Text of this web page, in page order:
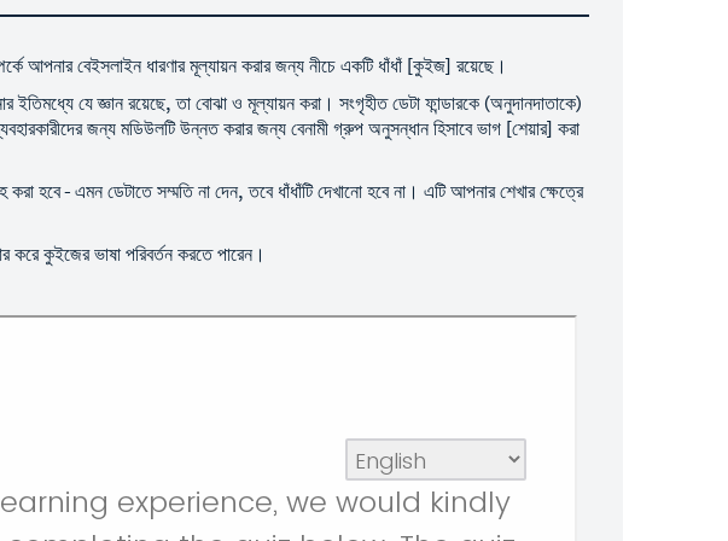
আপনার বেইসলাইন ধারণার মূল্যায়ন করার জন্য নীচে একটি ধাঁধাঁ [কুইজ] রয়েছে।
যে জ্ঞান রয়েছে, তা বোঝা ও মূল্যায়ন করা। সংগৃহীত ডেটা ফান্ডারকে (অনুদানদাতাকে)
জন্য মডিউলটি উন্নত করার জন্য বেনামী গ্রুপ অনুসন্ধান হিসাবে ভাগ [শেয়ার] করা
হবে - এমন ডেটাতে সম্মতি না দেন, তবে ধাঁধাঁটি দেখানো হবে না। এটি আপনার শেখার ক্ষেত্রে
কুইজের ভাষা পরিবর্তন করতে পারেন।